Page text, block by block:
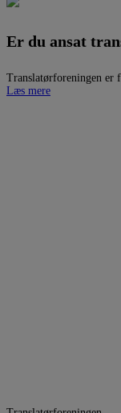
Er du ansat
Translatørforeningen er
Læs mere